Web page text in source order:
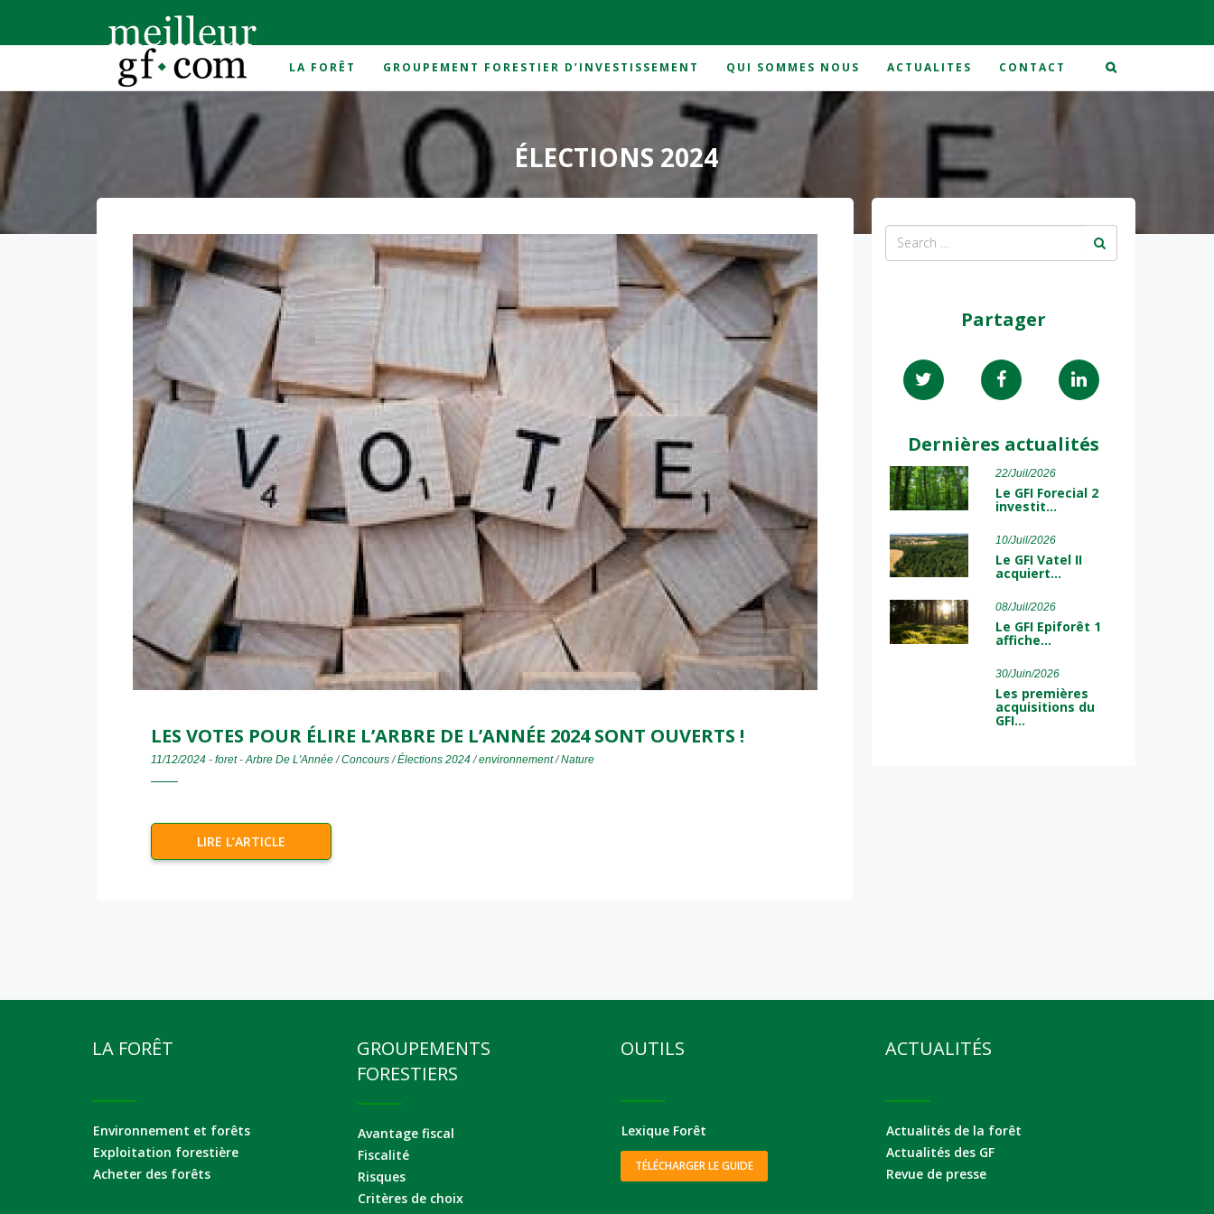
LA FORÊT GROUPEMENT FORESTIER D’INVESTISSEMENT QUI SOMMES NOUS ACTUALITES CONTACT
Accueil> Élections 2024
ÉLECTIONS 2024
LES VOTES POUR ÉLIRE L’ARBRE DE L’ANNÉE 2024 SONT OUVERTS !
11/12/2024 - foret-Arbre De L'Année/Concours/Élections 2024/environnement/Nature
LIRE L’ARTICLE
Partager
Dernières actualités
22/Juil/2026
Le GFI Forecial 2
investit…
10/Juil/2026
Le GFI Vatel II
acquiert…
08/Juil/2026
Le GFI Epiforêt 1
affiche…
30/Juin/2026
Les premières
acquisitions du
GFI…
LA FORÊT
Environnement et forêts
Exploitation forestière
Acheter des forêts
GROUPEMENTS
FORESTIERS
Avantage fiscal
Fiscalité
Risques
Critères de choix
OUTILS
Lexique Forêt
TÉLÉCHARGER LE GUIDE
ACTUALITÉS
Actualités de la forêt
Actualités des GF
Revue de presse